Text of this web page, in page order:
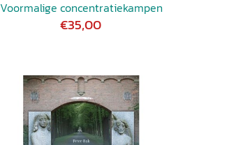
Voormalige concentratiekampen
€35,00